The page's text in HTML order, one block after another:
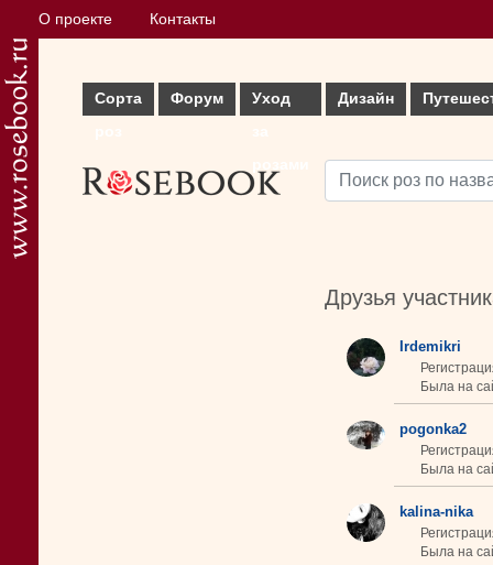
О проекте Контакты
Сорта
Форум
Уход
Дизайн
Друзья
Irdemikri
Была на
pogonka2
Была на
kalina-nika
Была на